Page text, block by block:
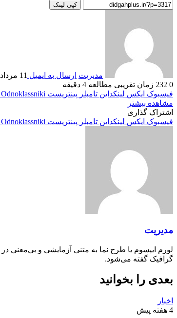
کپی لینک
مدیریت ارسال به ایمیل 11 مرداد 1404
0
زمان تقریبی مطالعه 4 دقیقه
فیسبوک ایکس لینکداین تامبلر پینتریست Odnoklassniki
مشاهده بیشتر
اشتراک گذاری
فیسبوک ایکس لینکداین تامبلر پینتریست Odnoklassniki
مدیریت
لورم ایپسوم یا طرح‌ نما به متنی آزمایشی و
گرافیک گفته می‌شود.
بعدی را بخوانید
اخبار
4 هفته پیش